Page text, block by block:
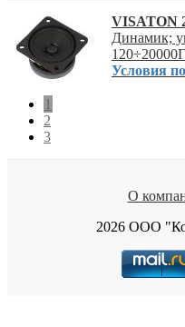
VISATON
Динамик;
Условия
1
2
3
О
2026 ООО